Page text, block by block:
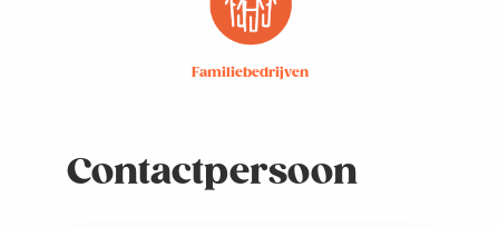
Familiebedrijven
Contactpersoon